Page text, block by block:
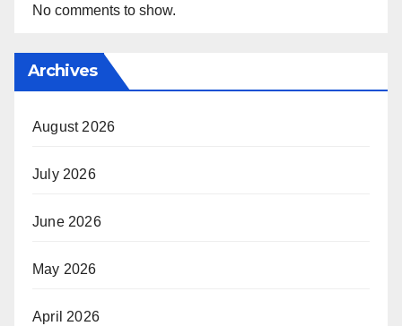
No comments to show.
Archives
August 2026
July 2026
June 2026
May 2026
April 2026